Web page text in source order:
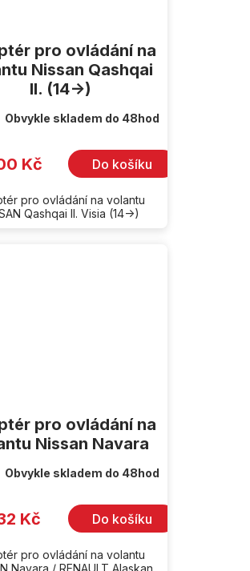
pro ovládání na
Nissan Qashqai
II. (14->)
Obvykle skladem do 48hod
Kč Do košíku
pro ovládání na volantu
Qashqai II. Visia (14->)
pro ovládání na
Nissan Navara
Obvykle skladem do 48hod
Kč Do košíku
pro ovládání na volantu